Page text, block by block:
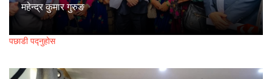
महेन्द्र कुमार गुरुङ
पछाडी पद्नुहोस